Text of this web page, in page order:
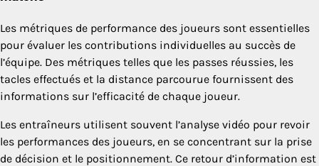
Les métriques de performance des joueurs sont essentielles
pour évaluer les contributions individuelles au succès de
l’équipe. Des métriques telles que les passes réussies, les
tacles effectués et la distance parcourue fournissent des
informations sur l’efficacité de chaque joueur.
Les entraîneurs utilisent souvent l’analyse vidéo pour revoir
les performances des joueurs, en se concentrant sur la prise
de décision et le positionnement. Ce retour d’information est